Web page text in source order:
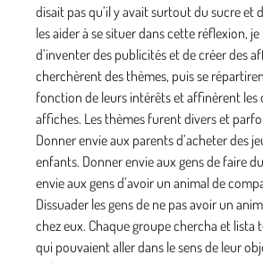
disait pas qu’il y avait surtout du sucre et
les aider à se situer dans cette réflexion,
d’inventer des publicités et de créer des
cherchèrent des thèmes, puis se
fonction de leurs intérêts et affinèrent les
affiches. Les thèmes furent divers et
Donner envie aux parents d’acheter des
enfants. Donner envie aux gens de faire
envie aux gens d’avoir un animal de
Dissuader les gens de ne pas avoir un
chez eux. Chaque groupe chercha et lista
qui pouvaient aller dans le sens de leur